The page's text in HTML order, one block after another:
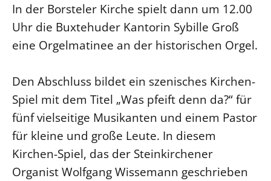
In der Borsteler Kirche spielt dann um 12.00
Uhr die Buxtehuder Kantorin Sybille Groß
eine Orgelmatinee an der historischen Orgel.
Den Abschluss bildet ein szenisches Kirchen-
Spiel mit dem Titel „Was pfeift denn da?“ für
fünf vielseitige Musikanten und einem Pastor
für kleine und große Leute. In diesem
Kirchen-Spiel, das der Steinkirchener
Organist Wolfgang Wissemann geschrieben